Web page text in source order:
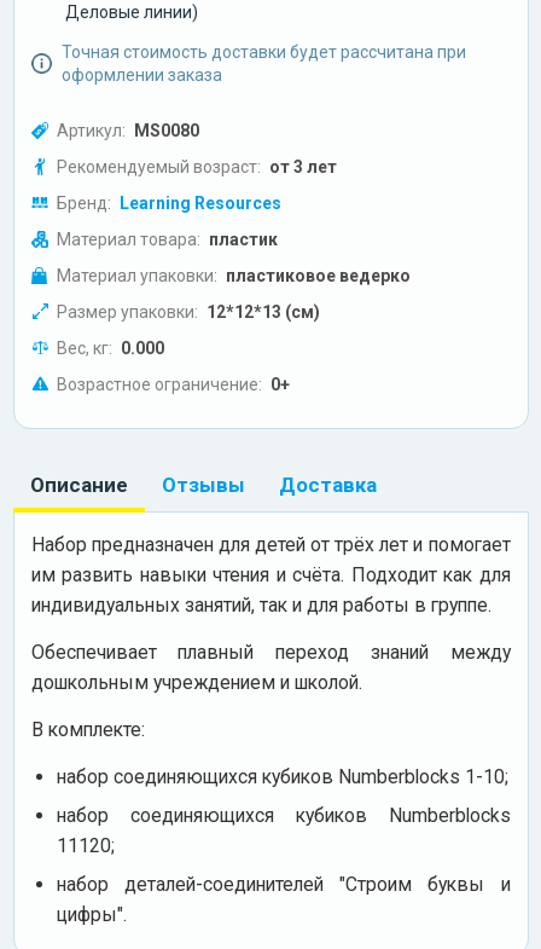
Деловые линии)
Точная стоимость доставки будет рассчитана при
оформлении заказа
Артикул: MS0080
Рекомендуемый возраст: от 3 лет
Бренд: Learning Resources
Материал товара: пластик
Материал упаковки: пластиковое ведерко
Размер упаковки: 12*12*13 (см)
Вес, кг: 0.000
Возрастное ограничение: 0+
Описание Отзывы Доставка
Набор предназначен для детей от трёх лет и помогает
им развить навыки чтения и счёта. Подходит как для
индивидуальных занятий, так и для работы в группе.
Обеспечивает плавный переход знаний между
дошкольным учреждением и школой.
В комплекте:
набор соединяющихся кубиков Numberblocks 1-10;
набор соединяющихся кубиков Numberblocks
11120;
набор деталей-соединителей "Строим буквы и
цифры".